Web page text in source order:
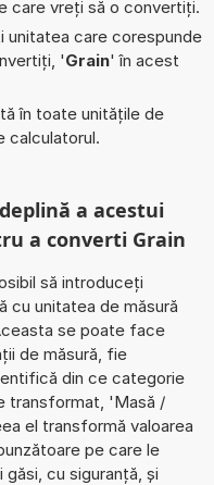
care vreți să o convertiți.
unitatea care corespunde
'Grain' în acest
în toate unitățile de
calculatorul.
a acestui
a converti Grain
să introduceți
cu unitatea de măsură
se poate face
de măsură, fie
din ce categorie
transformat, 'Masă /
el transformă valoarea
pe care le
cu siguranță, și